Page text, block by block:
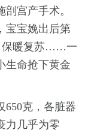
宫产手术。
宝宝娩出后第
保暖复苏……一
生命抢下黄金
克，各脏器
力几乎为零